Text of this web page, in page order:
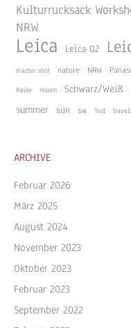
Kulturrucksack
NRW
Leica Leica Q2
master shot nature NRW
Reise reisen Schwarz/Weiß
summer sun sw Test
ARCHIVE
Februar 2026
März 2025
August 2024
November 2023
Oktober 2023
Februar 2023
September 2022